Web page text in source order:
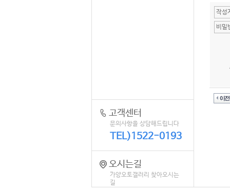
고객센터
문의사항을 상담해드립니다
TEL)1522-0193
오시는길
가양오토갤러리 찾아오시는
길